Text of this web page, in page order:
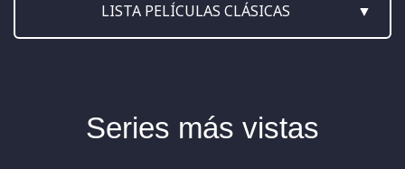
(1997)
LISTA PELÍCULAS CLÁSICAS
A 45 revoluciones por minuto (1969)
Series más vistas